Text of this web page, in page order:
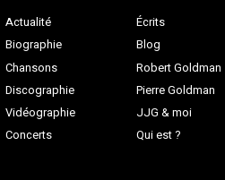
Actualité
Biographie
Chansons
Discographie
Vidéographie
Concerts
Écrits
Blog
Robert Goldman
Pierre Goldman
JJG & moi
Qui est ?